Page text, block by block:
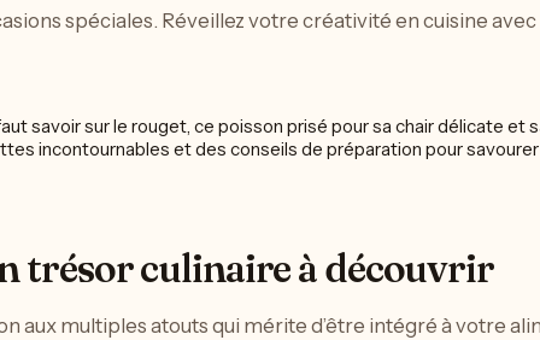
spéciales. Réveillez votre créativité en cuisine
trésor culinaire à découvrir
aux multiples atouts qui mérite d’être intégré à votre